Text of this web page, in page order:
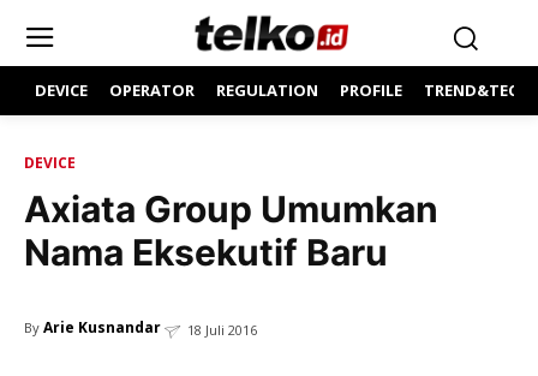
DEVICE OPERATOR REGULATION PROFILE
DEVICE
Axiata Group Umumkan
Nama Eksekutif Baru
By Arie Kusnandar 18 Juli 2016